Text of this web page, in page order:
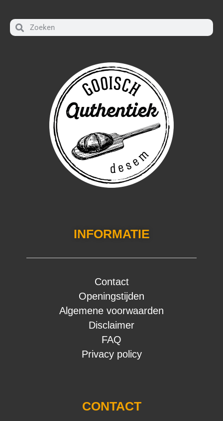
INFORMATIE
Contact
Openingstijden
Algemene voorwaarden
Disclaimer
FAQ
Privacy policy
CONTACT